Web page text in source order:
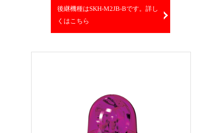
後継機種はSKH-M2JB-Bです。詳し
くはこちら